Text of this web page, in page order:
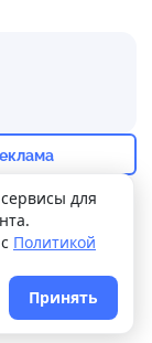
69%
Прислать новость
WPSUPPORT
для
Политикой
Принять